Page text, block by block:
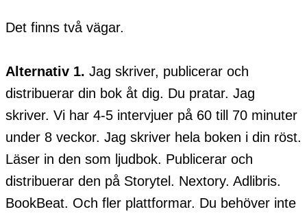
Det finns två vägar.
Alternativ 1. Jag skriver, publicerar och
distribuerar din bok åt dig. Du pratar. Jag
skriver. Vi har 4-5 intervjuer på 60 till 70 minuter
under 8 veckor. Jag skriver hela boken i din röst.
Läser in den som ljudbok. Publicerar och
distribuerar den på Storytel. Nextory. Adlibris.
BookBeat. Och fler plattformar. Du behöver inte